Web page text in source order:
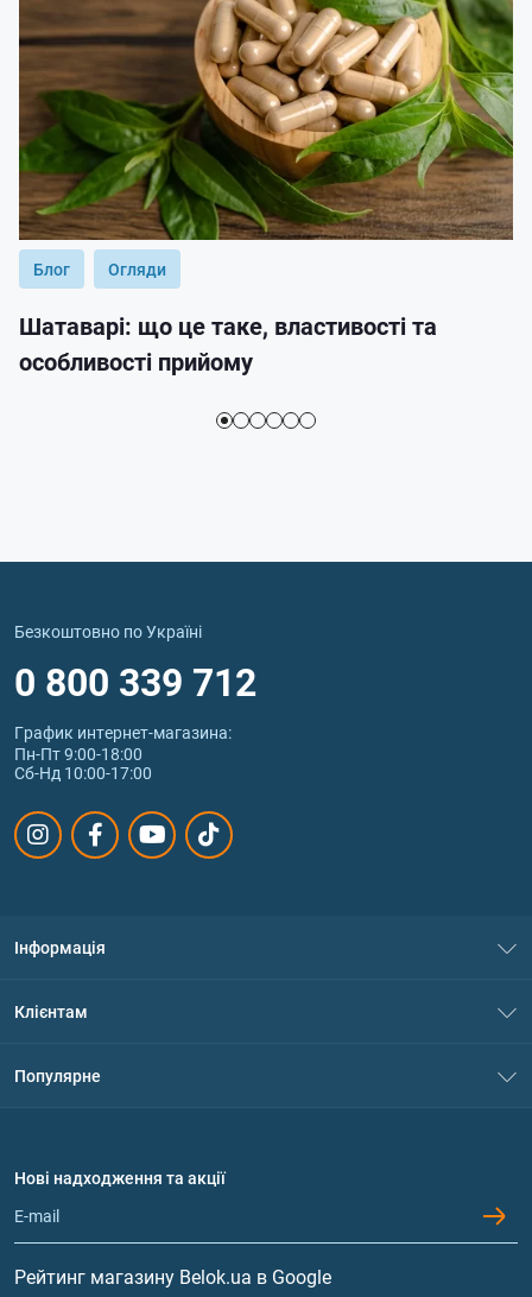
Блог Огляди
Шатаварі: що це таке, властивості та
особливості прийому
Безкоштовно по Україні
0 800 339 712
График интернет‑магазина:
Пн-Пт 9:00-18:00
Сб-Нд 10:00-17:00
Інформація
Політика конфіденційності
Обмін та повернення
Клієнтам
Популярне
Протеїн
Гейнери
Вітаміни та мінерали
Нові надходження та акції
Рейтинг магазину Belok.ua в Google